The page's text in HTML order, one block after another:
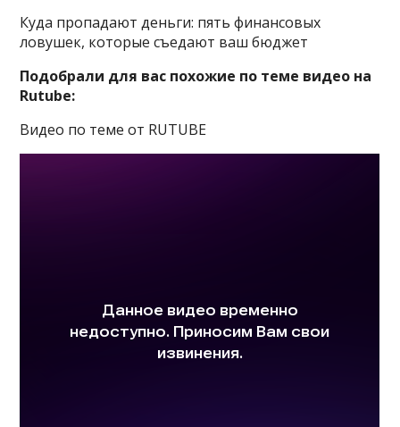
Куда пропадают деньги: пять финансовых
ловушек, которые съедают ваш бюджет
Подобрали для вас похожие по теме видео на
Rutube:
Видео по теме от RUTUBE